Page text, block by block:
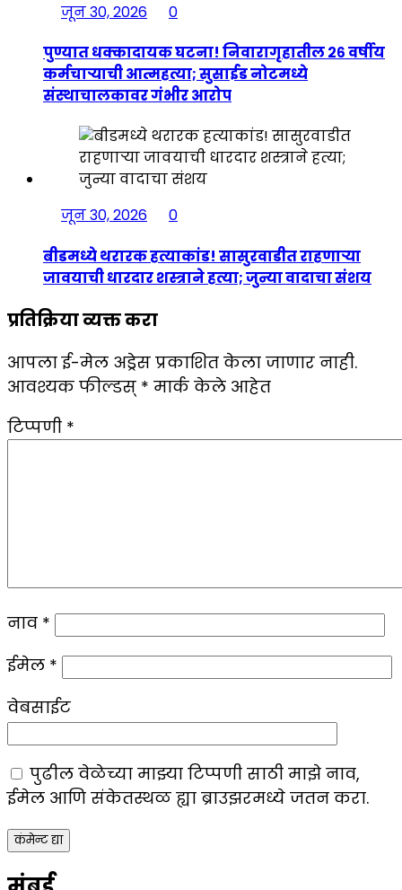
जून 30, 2026
0
पुण्यात धक्कादायक घटना! निवारागृहातील २६ वर्षीय
कर्मचाऱ्याची आत्महत्या; सुसाईड नोटमध्ये
संस्थाचालकावर गंभीर आरोप
जून 30, 2026
0
बीडमध्ये थरारक हत्याकांड! सासुरवाडीत राहणाऱ्या
जावयाची धारदार शस्त्राने हत्या; जुन्या वादाचा संशय
प्रतिक्रिया व्यक्त करा
आपला ई-मेल अड्रेस प्रकाशित केला जाणार नाही.
आवश्यक फील्डस् * मार्क केले आहेत
टिप्पणी *
नाव *
ईमेल *
वेबसाईट
पुढील वेळेच्या माझ्या टिप्पणी साठी माझे नाव,
ईमेल आणि संकेतस्थळ ह्या ब्राउझरमध्ये जतन करा.